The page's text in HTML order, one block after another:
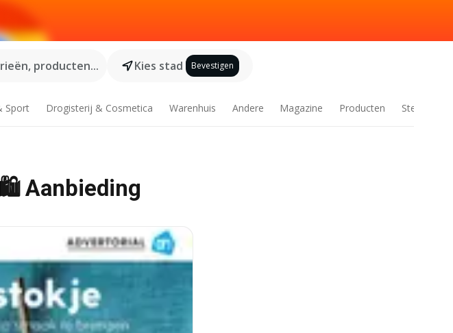
producten...
Kies stad Bevestigen
Sport Drogisterij & Cosmetica Warenhuis Andere Magazine Producten Steden
Aanbieding